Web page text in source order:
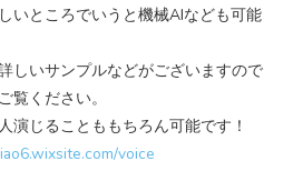
いところでいうと機械AIなども可能
しいサンプルなどがございますので
覧ください。
演じることももちろん可能です！
voice